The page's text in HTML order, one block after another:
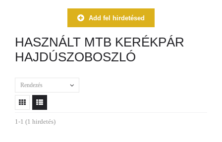
Add fel hirdetésed
HASZNÁLT MTB KERÉKPÁR
HAJDÚSZOBOSZLÓ
Rendezés
1-1 (1 hirdetés)